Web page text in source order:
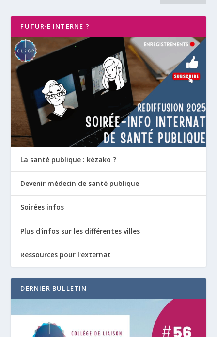
FUTUR·E INTERNE ?
La santé publique : kézako ?
Devenir médecin de santé publique
Soirées infos
Plus d'infos sur les différentes villes
Ressources pour l'externat
DERNIER BULLETIN